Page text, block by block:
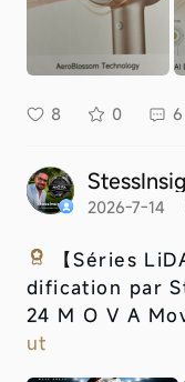
8 0 6
2026-7-14
【Séries
dification par
24 M O V A
ut